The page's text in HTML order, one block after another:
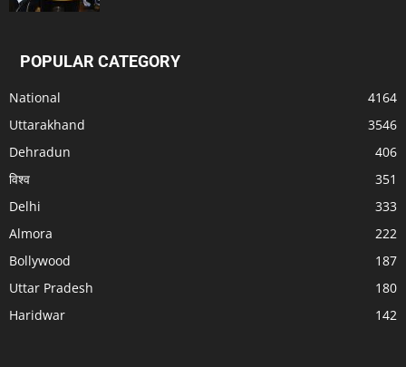
POPULAR CATEGORY
National
4164
Uttarakhand
3546
Dehradun
406
विश्व
351
Delhi
333
Almora
222
Bollywood
187
Uttar Pradesh
180
Haridwar
142